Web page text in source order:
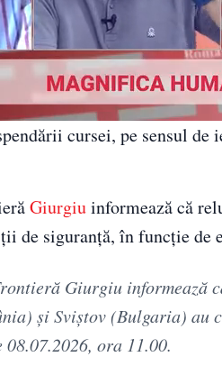
cursei, pe sensul de
Giurgiuinformează că
de siguranță, în funcție
Giurgiu informează
și Sviștov (Bulgaria) au
ora 11.00.